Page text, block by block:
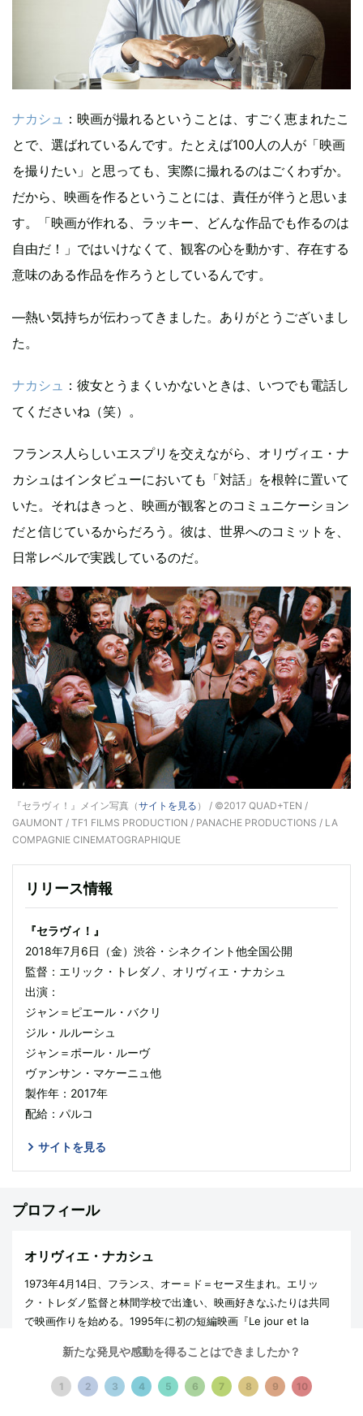
ナカシュ ：映画が撮れるということは、すごく恵まれたこ
とで、選ばれているんです。たとえば100人の人が「映画
を撮りたい」と思っても、実際に撮れるのはごくわずか。
だから、映画を作るということには、責任が伴うと思いま
す。「映画が作れる、ラッキー、どんな作品でも作るのは
自由だ！」ではいけなくて、観客の心を動かす、存在する
意味のある作品を作ろうとしているんです。
—熱い気持ちが伝わってきました。ありがとうございまし
た。
ナカシュ ：彼女とうまくいかないときは、いつでも電話し
てくださいね（笑）。
フランス人らしいエスプリを交えながら、オリヴィエ・ナ
カシュはインタビューにおいても「対話」を根幹に置いて
いた。それはきっと、映画が観客とのコミュニケーション
だと信じているからだろう。彼は、世界へのコミットを、
日常レベルで実践しているのだ。
『セラヴィ！』メイン写真（サイトを見る ） / ©2017 QUAD+TEN /
GAUMONT / TF1 FILMS PRODUCTION / PANACHE PRODUCTIONS / LA
COMPAGNIE CINEMATOGRAPHIQUE
リリース情報
『セラヴィ！』
2018年7月6日（金）渋谷・シネクイント他全国公開
監督：エリック・トレダノ、オリヴィエ・ナカシュ
出演：
ジャン＝ピエール・バクリ
ジル・ルルーシュ
ジャン＝ポール・ルーヴ
ヴァンサン・マケーニュ他
製作年：2017年
配給：パルコ
サイトを見る
プロフィール
オリヴィエ・ナカシュ
1973年4月14日、フランス、オー＝ド＝セーヌ生まれ。エリッ
ク・トレダノ監督と林間学校で出逢い、映画好きなふたりは共同
で映画作りを始める。1995年に初の短編映画『Le jour et la
souliers』(99)はパリ映画祭観客賞を始めとする様々な賞を国内外
で受賞し、一躍注目される。初の長編映画『Je préfère qu'on
reste amis』(05)でジェラール・ドパルデューと出会い、主演の
新たな発見や感動を得ることはできましたか？
1 2 3 4 5 6 7 8 9 10